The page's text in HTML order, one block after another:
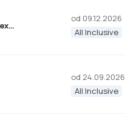
Empire Hotel Aqua Park (ex. Triton Empire Hotel Hurghada)
od 09.12.2026
All Inclusive
od 24.09.2026
All Inclusive